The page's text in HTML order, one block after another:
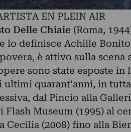
EN PLEIN AIR
Delle Chiaie (Roma,
lo definisce Achille
è attivo sulla scena
sono state esposte
ultimi quarant’anni, in
dal Pincio alla
Flash Museum (1995) al
Cecilia (2008) fino alla